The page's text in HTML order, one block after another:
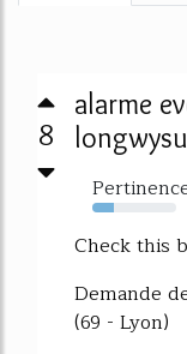
8
alarme
26%
Check this
Demande
(69 - Lyon)